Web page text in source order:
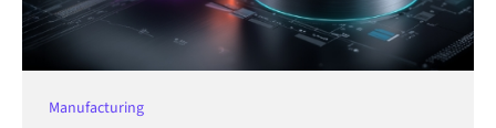
Manufacturing